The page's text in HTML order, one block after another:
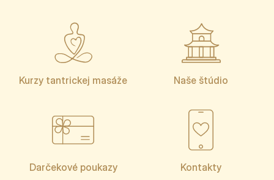
Kurzy tantrickej masáže Naše štúdio
Darčekové poukazy Kontakty